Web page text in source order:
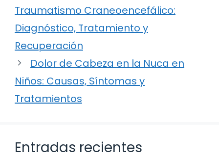
Traumatismo Craneoencefálico:
Diagnóstico, Tratamiento y
Recuperación
Dolor de Cabeza en la Nuca en
Niños: Causas, Síntomas y
Tratamientos
Entradas recientes